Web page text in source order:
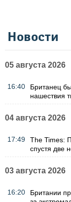
Новости
05 августа 2026
16:40
Британец
нашествия
04 августа 2026
17:49
The Times:
спустя две
03 августа 2026
16:20
Британии